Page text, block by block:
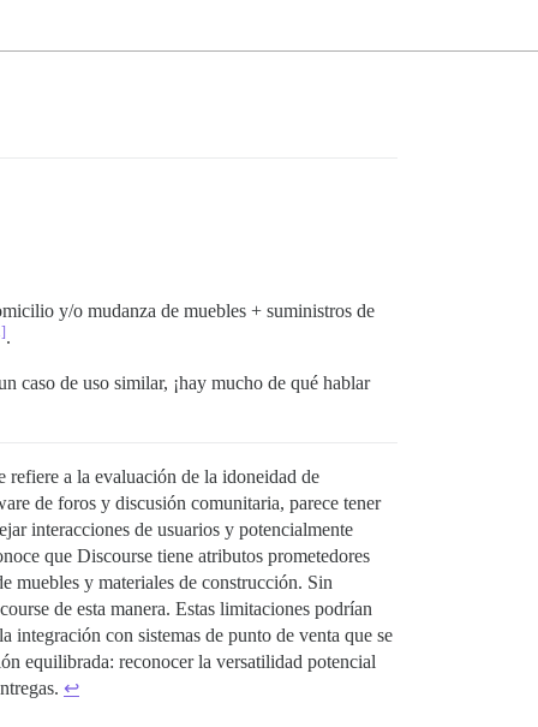
y/o mudanza de muebles + suministros de
.
caso de uso similar, ¡hay mucho de qué hablar
refiere a la evaluación de la idoneidad de
de foros y discusión comunitaria, parece tener
interacciones de usuarios y potencialmente
que Discourse tiene atributos prometedores
muebles y materiales de construcción. Sin
de esta manera. Estas limitaciones podrían
integración con sistemas de punto de venta que se
equilibrada: reconocer la versatilidad potencial
↩︎